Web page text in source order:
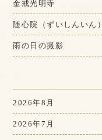
金戒光明寺
随心院（ずいしんいん）
雨の日の撮影
2026年8月
2026年7月